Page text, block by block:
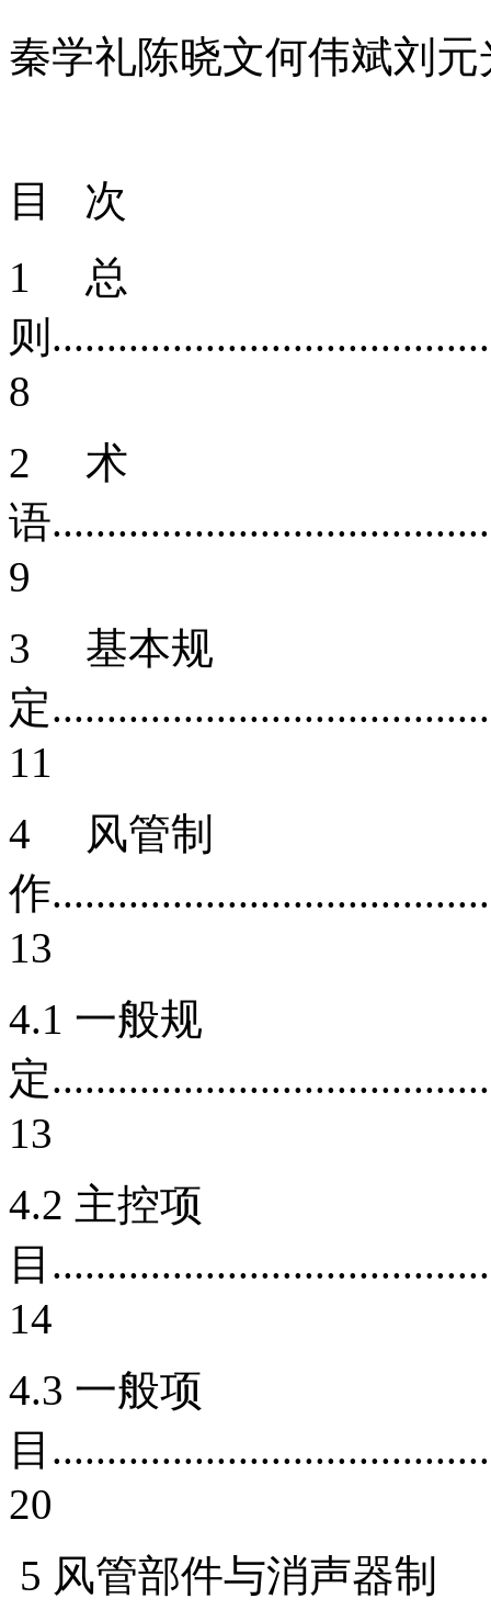
秦学礼陈晓文何伟斌刘
目
次
1 总
则
8
2 术
语
9
3 基本规
定
11
4 风管制
作
13
4.1 一般规
定
13
4.2 主控项
目
14
4.3 一般项
目
20
5 风管部件与消声器制